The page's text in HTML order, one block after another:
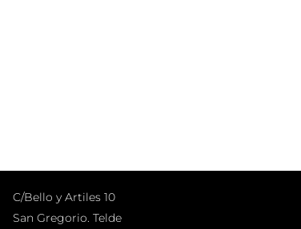
C/Bello y Artiles 10
San Gregorio. Telde